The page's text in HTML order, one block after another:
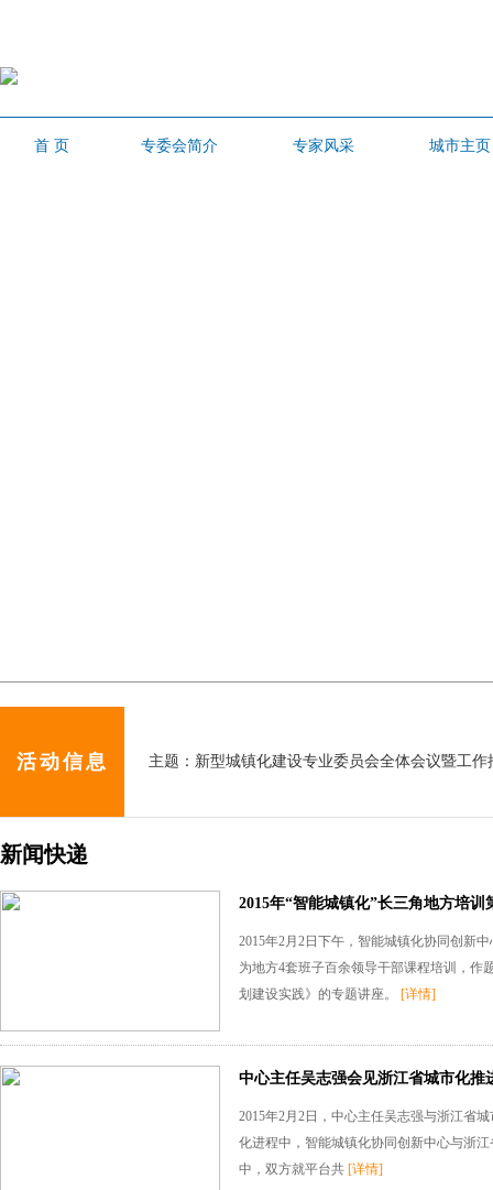
首 页 专委会简介 专家风采 城市主页
活动信息 主题：新型城镇化建设专业委员会全体会议暨工作
新闻快递
2015年“智能城镇化”长三角地方培训
2015年2月2日下午，智能城镇化协同创新
为地方4套班子百余领导干部课程培训，作
划建设实践》的专题讲座。 [详情]
中心主任吴志强会见浙江省城市化推
2015年2月2日，中心主任吴志强与浙江省
化进程中，智能城镇化协同创新中心与浙
中，双方就平台共 [详情]